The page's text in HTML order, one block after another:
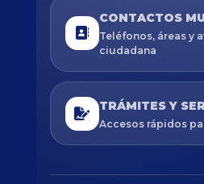
CONTACTOS
Teléfonos, áreas y
ciudadana
TRÁMITES Y
Accesos rápidos